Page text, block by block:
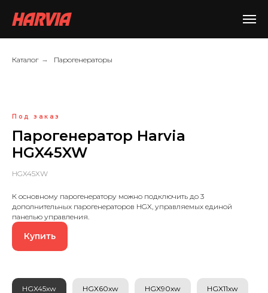
Каталог → Парогенераторы
Под заказ
Парогенератор Harvia
HGX45XW
HGX45XW
К основному парогенератору можно подключить до 3
дополнительных парогенераторов HGX, управляемых единой
панелью управления.
Купить
HGX45xw HGX60xw HGX90xw HGX11xw